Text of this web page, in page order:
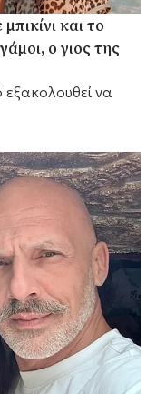
και το
ο γιος της
να